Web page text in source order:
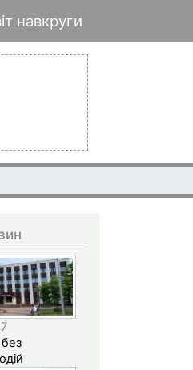
навкруги